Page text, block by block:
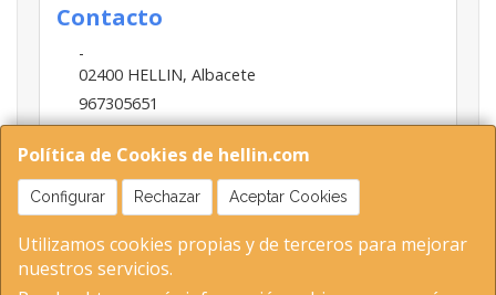
Política de Cookies de hellin.com
Configurar Rechazar Aceptar Cookies
Utilizamos cookies propias y de terceros para mejorar
nuestros servicios.
Contacto
-
02400 HELLIN, Albacete
967305651
INFO@HELLIN.COM
Horario
09:00-13:30; 16:30-20:30